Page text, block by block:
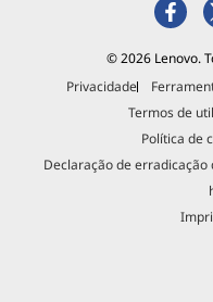
© 2026 Lenovo.
Privacidade
Termos de
Política de
Declaração de